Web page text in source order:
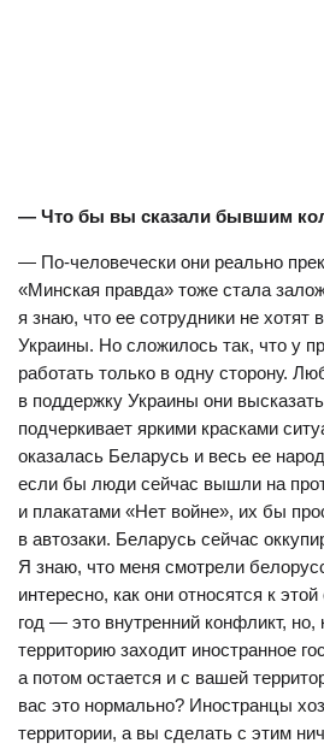
— Что бы вы сказали бывшим
— По-человечески они реально
«Минская правда» тоже стала
я знаю, что ее сотрудники не хотят
Украины. Но сложилось так, что у
работать только в одну сторону.
в поддержку Украины они
подчеркивает яркими красками
оказалась Беларусь и весь ее
если бы люди сейчас вышли на
и плакатами «Нет войне», их бы
в автозаки. Беларусь сейчас
Я знаю, что меня смотрели
интересно, как они относятся к
год — это внутренний конфликт, но,
территорию заходит иностранное
а потом остается и с вашей
вас это нормально? Иностранцы
территории, а вы сделать с этим